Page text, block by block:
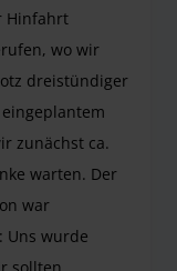
Hinfahrt
wo wir
dreistündiger
zunächst ca.
warten. Der
war
Uns wurde